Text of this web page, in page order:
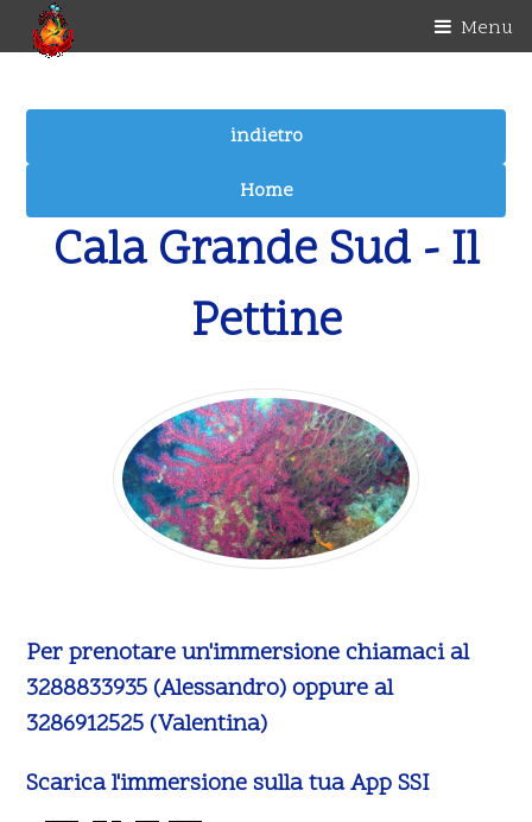
Menu
Cala Grande Sud - Il
Pettine
Per prenotare un'immersione chiamaci al
3288833935 (Alessandro) oppure al
3286912525 (Valentina)
Scarica l'immersione sulla tua App SSI